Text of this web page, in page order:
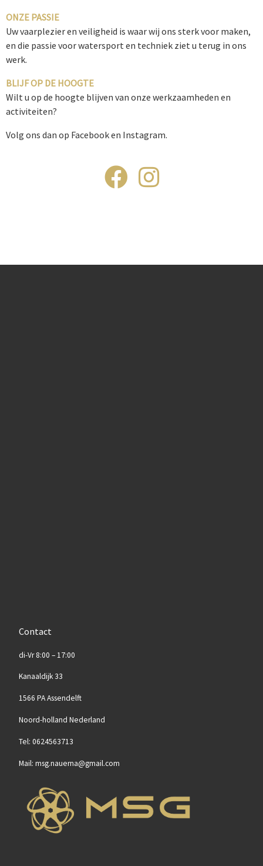
ONZE PASSIE
Uw vaarplezier en veiligheid is waar wij ons sterk voor maken,
en die passie voor watersport en techniek ziet u terug in ons
werk.
BLIJF OP DE HOOGTE
Wilt u op de hoogte blijven van onze werkzaamheden en
activiteiten?
Volg ons dan op Facebook en Instagram.
fab fa-facebook
Contact
di-Vr 8:00 – 17:00
Kanaaldijk 33
1566 PA Assendelft
Noord-holland Nederland
Tel: 0624563713
Mail: msg.nauerna@gmail.com